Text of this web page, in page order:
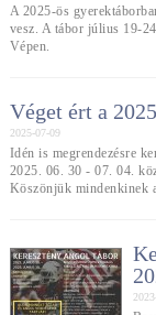
A 2025-ös
vesz. A tábor július 19-
Vépen.
Véget ért a
2025-07-09
Idén is megrendezésre
2025. 06. 30 - 07. 04.
Köszönjük mindenkinek